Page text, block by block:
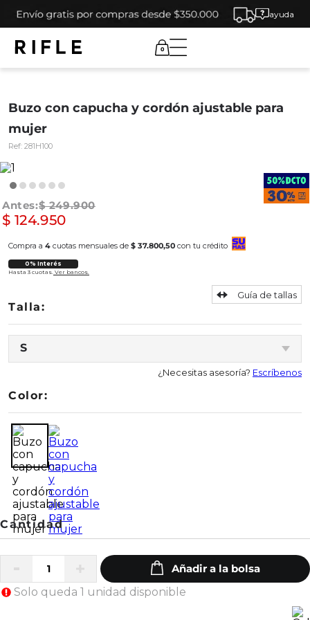
ayuda
0
Buzo con capucha y cordón ajustable para
mujer
Ref: 281H100
$ 249.900
$ 124.950
Compra a 4 cuotas mensuales de $ 37.800,50 con tu crédito
0% Interés
Hasta 3 cuotas. Ver bancos.
S
Guía de tallas
¿Necesitas asesoría? Escríbenos
Color:
Solo queda 1 unidad disponible